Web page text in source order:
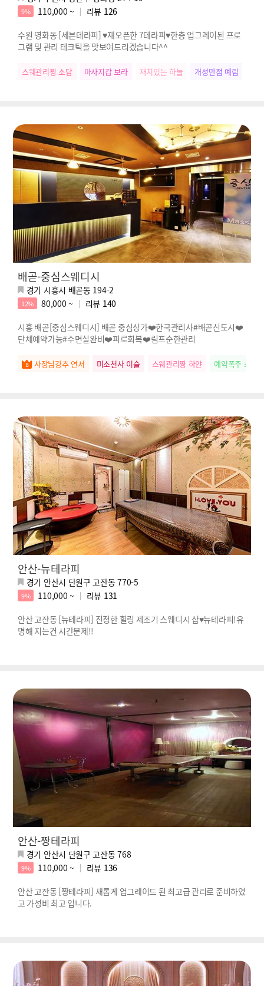
9% 110,000 ~ 리뷰 126
수원 영화동 [세븐테라피] ♥재오픈한 7테라피♥한층 업그레이된 프로
그램 및 관리 테크틱을 맛보여드리겠습니다^^
스웨관리짱 소담 마사지갑 보라 재치있는 하늘 개성만점 예림
배곧-중심스웨디시
경기 시흥시 배곧동 194-2
12% 80,000 ~ 리뷰 140
시흥 배곧[중심스웨디시] 배곧 중심상가❤️한국관리사#배곧신도시❤️
단체예약가능#수면실완비❤️피로회복❤️림프순한관리
사장님강추 연서 미소천사 이슬 스웨관리짱 하얀 예약폭주 소희
안산-뉴테라피
경기 안산시 단원구 고잔동 770-5
9% 110,000 ~ 리뷰 131
안산 고잔동 [뉴테라피] 진정한 힐링 제조기 스웨디시 샵♥뉴테라피!유
명해 지는건 시간문제!!
안산-짱테라피
경기 안산시 단원구 고잔동 768
9% 110,000 ~ 리뷰 136
안산 고잔동 [짱테라피] 새롭게 업그레이드 된 최고급 관리로 준비하였
고 가성비 최고 입니다.